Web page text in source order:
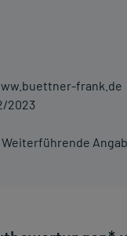
frank.de
2023
Weiterführende